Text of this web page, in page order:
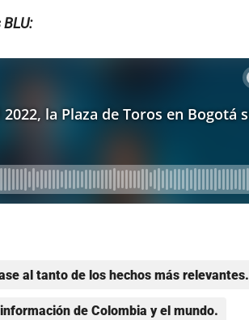
al tanto de los hechos más relevantes.
de Colombia y el mundo.